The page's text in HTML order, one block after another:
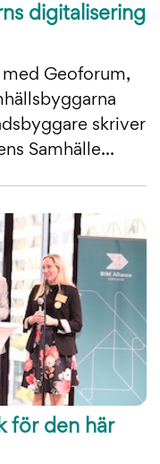
digitalisering
med Geoforum,
skriver
Samhälle...
för den här